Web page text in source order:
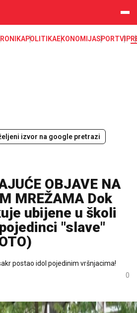
POLITIKAEKONOMIJASPORTVIP
izvor na google pretrazi
OBJAVE NA
MREŽAMA Dok
ubijene u školi
"slave"
postao idol pojedinim vršnjacima!
0